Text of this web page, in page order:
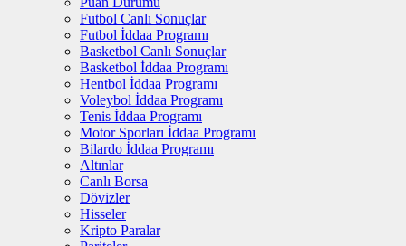
Futbol Canlı Sonuçlar
Futbol İddaa Programı
Basketbol Canlı Sonuçlar
Basketbol İddaa Programı
Hentbol İddaa Programı
Voleybol İddaa Programı
Tenis İddaa Programı
Motor Sporları İddaa Programı
Bilardo İddaa Programı
Altınlar
Canlı Borsa
Dövizler
Hisseler
Kripto Paralar